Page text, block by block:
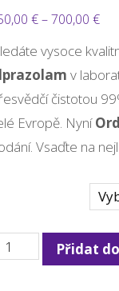
€–700,00€
cen:
až
vysoce
v
čistotou
Evropě. Nyní
Vsaďte na
Přidat